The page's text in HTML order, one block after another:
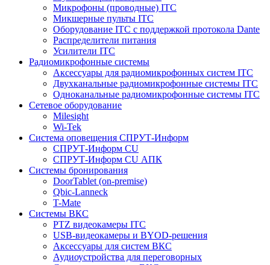
Микрофоны (проводные) ITC
Микшерные пульты ITC
Оборудование ITC с поддержкой протокола Dante
Распределители питания
Усилители ITC
Радиомикрофонные системы
Аксессуары для радиомикрофонных систем ITC
Двухканальные радиомикрофонные системы ITC
Одноканальные радиомикрофонные системы ITC
Сетевое оборудование
Milesight
Wi-Tek
Система оповещения СПРУТ-Информ
СПРУТ-Информ CU
СПРУТ-Информ CU АПК
Системы бронирования
DoorTablet (on-premise)
Qbic-Lanneck
T-Mate
Системы ВКС
PTZ видеокамеры ITC
USB-видеокамеры и BYOD-решения
Аксессуары для систем ВКС
Аудиоустройства для переговорных